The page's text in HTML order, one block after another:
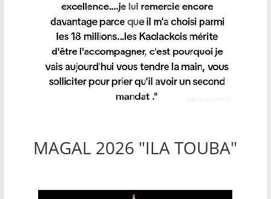
MAGAL 2026 "ILA TOUBA"